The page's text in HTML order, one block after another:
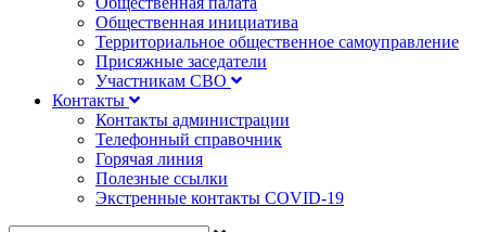
Общественная инициатива
Территориальное общественное самоуправление
Присяжные заседатели
Участникам СВО
Контакты
Контакты администрации
Телефонный справочник
Горячая линия
Полезные ссылки
Экстренные контакты COVID-19